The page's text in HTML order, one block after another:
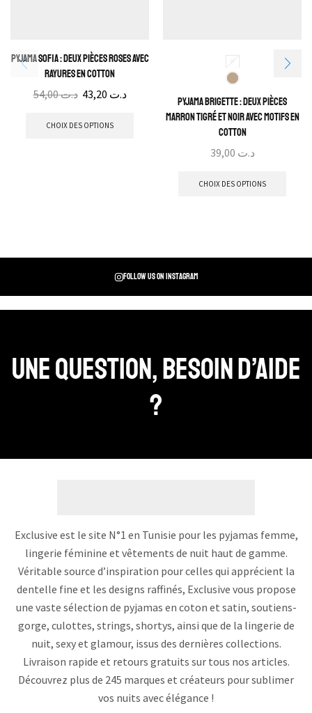
Pyjama Sofia : Deux pièces roses avec
rayures en cotton
د.ت54,00 د.ت
CHOIX DES OPTIONS
M
Pyjama Brigette : Deux pièces
marron tigré et noir avec motifs en
cotton
د.ت
CHOIX DES OPTIONS
Follow us on instagram
Une question, Besoin d’aide
?
Exclusive est le site N°1 en Tunisie pour les pyjamas femme,
lingerie féminine et vêtements de nuit haut de gamme.
Véritable source d’inspiration pour celles qui apprécient la
dentelle fine et les designs raffinés, Exclusive vous propose
une vaste sélection de pyjamas en coton et satin, soutiens-
gorge, culottes, strings, shortys, ainsi que de la lingerie de
nuit, sexy et glamour, issus des dernières collections.
Livraison rapide et retours gratuits sur tous nos articles.
Découvrez plus de 245 marques et créateurs pour sublimer
vos nuits avec élégance !